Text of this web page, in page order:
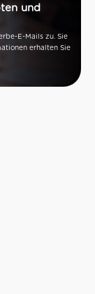
und
E-Mails zu. Sie
erhalten Sie